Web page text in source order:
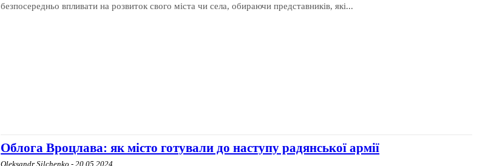
безпосередньо впливати на розвиток свого міста чи села, обираючи представників, які...
Облога Вроцлава: як місто готували до наступу радянської армії
Oleksandr Silchenko - 20.05.2024